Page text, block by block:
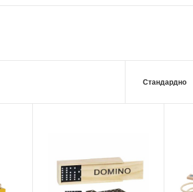
За деца над 3 години..